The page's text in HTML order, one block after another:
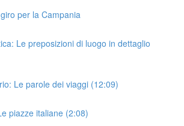
per la Campania
Le preposizioni di luogo in dettaglio
Le parole dei viaggi (12:09)
piazze italiane (2:08)